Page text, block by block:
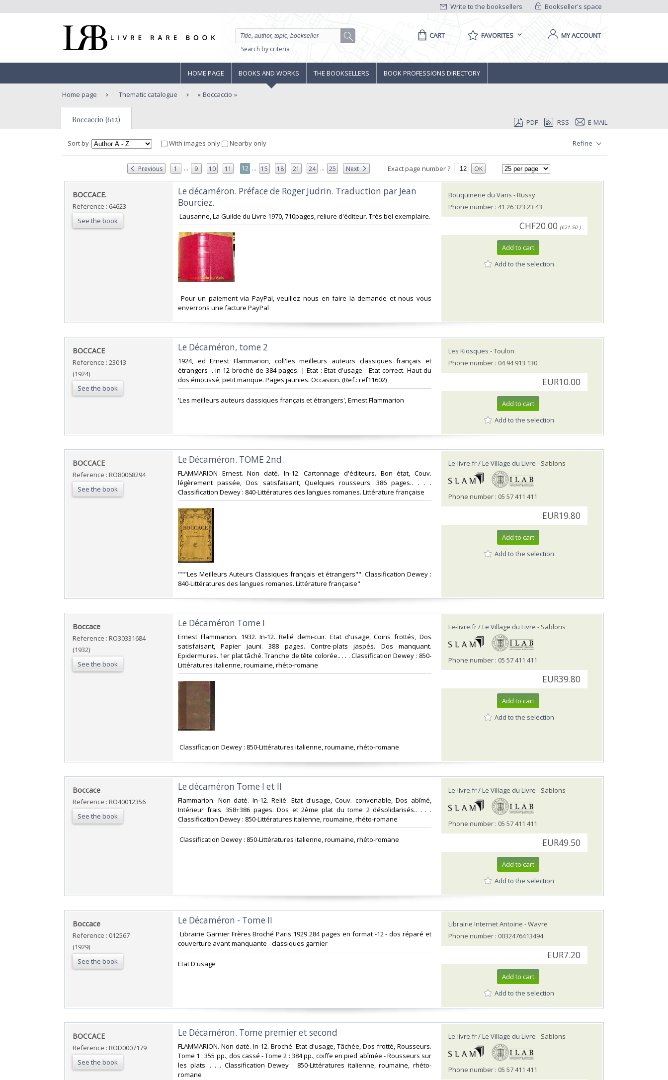
Bookseller's space
Write to the booksellers
Search by criteria
CART FAVORITES MY ACCOUNT
HOME PAGE BOOKS AND WORKS THE BOOKSELLERS BOOK PROFESSIONS DIRECTORY
Home page Thematic catalogue Boccaccio
Boccaccio (612) PDF RSS E-MAIL
Sort by With images only Nearby only Refine
Previous 1 ... 9 10 11 12 ... 15 18 21 24 ... 25 Next Exact page number ? OK
‎BOCCACE.‎
Reference : 64623
See the book
‎Le décaméron. Préface de Roger Judrin. Traduction par Jean
Bourciez.‎
‎ Lausanne, La Guilde du Livre 1970, 710pages, reliure d'éditeur. Très bel exemplaire.‎
‎ Pour un paiement via PayPal, veuillez nous en faire la demande et nous vous
enverrons une facture PayPal‎
Bouquinerie du Varis - Russy
Phone number : 41 26 323 23 43
CHF20.00 (€21.50 )
Add to cart
Add to the selection
‎BOCCACE‎
Reference : 23013
(1924)
See the book
‎Le Décaméron, tome 2‎
‎1924, ed Ernest Flammarion, coll'les meilleurs auteurs classiques français et
étrangers '. in-12 broché de 384 pages. | Etat : Etat d'usage - Etat correct. Haut du
dos émoussé, petit manque. Pages jaunies. Occasion. (Ref.: ref11602)‎
‎'Les meilleurs auteurs classiques français et étrangers', Ernest Flammarion‎
Les Kiosques - Toulon
Phone number : 04 94 913 130
EUR10.00
Add to cart
Add to the selection
‎BOCCACE‎
Reference : RO80068294
See the book
‎Le Décaméron. TOME 2nd.‎
‎FLAMMARION Ernest. Non daté. In-12. Cartonnage d'éditeurs. Bon état, Couv.
légèrement passée, Dos satisfaisant, Quelques rousseurs. 386 pages.. . . .
Classification Dewey : 840-Littératures des langues romanes. Littérature française‎
‎"""Les Meilleurs Auteurs Classiques français et étrangers"". Classification Dewey :
840-Littératures des langues romanes. Littérature française"‎
Le-livre.fr / Le Village du Livre - Sablons
Phone number : 05 57 411 411
EUR19.80
Add to cart
Add to the selection
‎Boccace‎
Reference : RO30331684
(1932)
See the book
‎Le Décaméron Tome I‎
‎Ernest Flammarion. 1932. In-12. Relié demi-cuir. Etat d'usage, Coins frottés, Dos
satisfaisant, Papier jauni. 388 pages. Contre-plats jaspés. Dos manquant.
Epidermures. 1er plat tâché. Tranche de tête colorée.. . . . Classification Dewey : 850-
Littératures italienne, roumaine, rhéto-romane‎
‎ Classification Dewey : 850-Littératures italienne, roumaine, rhéto-romane‎
Le-livre.fr / Le Village du Livre - Sablons
Phone number : 05 57 411 411
EUR39.80
Add to cart
Add to the selection
‎Boccace‎
Reference : RO40012356
See the book
‎Le décaméron Tome I et II‎
‎Flammarion. Non daté. In-12. Relié. Etat d'usage, Couv. convenable, Dos abîmé,
Intérieur frais. 358+386 pages. Dos et 2ème plat du tome 2 désolidarisés.. . . .
Classification Dewey : 850-Littératures italienne, roumaine, rhéto-romane‎
‎ Classification Dewey : 850-Littératures italienne, roumaine, rhéto-romane‎
Le-livre.fr / Le Village du Livre - Sablons
Phone number : 05 57 411 411
EUR49.50
Add to cart
Add to the selection
‎Boccace‎
Reference : 012567
(1929)
See the book
‎Le Décaméron - Tome II‎
‎ Librairie Garnier Frères Broché Paris 1929 284 pages en format -12 - dos réparé et
couverture avant manquante - classiques garnier ‎
‎Etat D'usage ‎
Librairie Internet Antoine - Wavre
Phone number : 0032476413494
EUR7.20
Add to cart
Add to the selection
‎BOCCACE‎
Reference : ROD0007179
See the book
‎Le Décaméron. Tome premier et second‎
‎FLAMMARION. Non daté. In-12. Broché. Etat d'usage, Tâchée, Dos frotté, Rousseurs.
Tome 1 : 355 pp., dos cassé - Tome 2 : 384 pp., coiffe en pied abîmée - Rousseurs sur
les plats. . . . Classification Dewey : 850-Littératures italienne, roumaine, rhéto-
romane‎
Le-livre.fr / Le Village du Livre - Sablons
Phone number : 05 57 411 411